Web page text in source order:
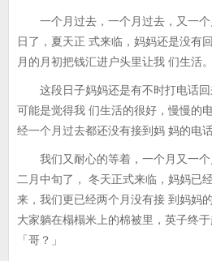
一个月过去，一个月过去，又一个
日了，夏天正 式来临，妈妈还是没有
月的月初把钱汇进户头里让我 们生活。
这段日子妈妈还是有不时打电话回
可能是觉得我 们生活的很好，慢慢的
经一个月过去都还没有接到妈 妈的电话
我们又耐心的等着，一个月又一个
二月中旬了， 冬天正式来临，妈妈已
来，我们更已经两个月没有接 到妈妈
大家躺在榻榻米上的棉被里，英子终
「哥？」